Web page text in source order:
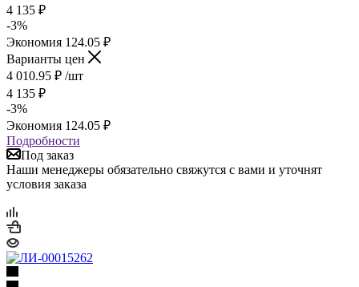
4 135 ₽
-3%
Экономия 124.05 ₽
Варианты цен
4 010.95 ₽ /шт
4 135 ₽
-3%
Экономия 124.05 ₽
Подробности
Под заказ
Наши менеджеры обязательно свяжутся с вами и уточнят
условия заказа